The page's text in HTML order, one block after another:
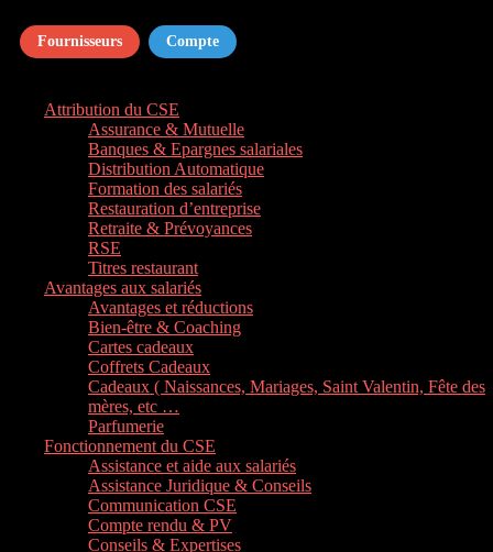
Fournisseurs Compte
Attribution du CSE
Assurance & Mutuelle
Banques & Epargnes salariales
Distribution Automatique
Formation des salariés
Restauration d’entreprise
Retraite & Prévoyances
RSE
Titres restaurant
Avantages aux salariés
Avantages et réductions
Bien-être & Coaching
Cartes cadeaux
Coffrets Cadeaux
Cadeaux ( Naissances, Mariages, Saint Valentin, Fête des
mères, etc …
Parfumerie
Fonctionnement du CSE
Assistance et aide aux salariés
Assistance Juridique & Conseils
Communication CSE
Compte rendu & PV
Conseils & Expertises